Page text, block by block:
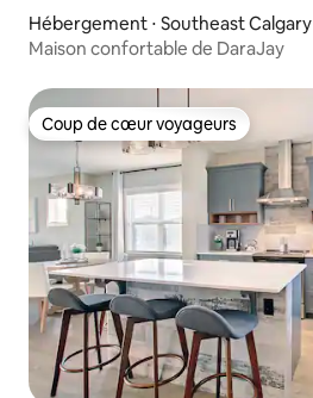
Hébergement ⋅ Southeast Calgary
Maison confortable de DaraJay
Coup de cœur voyageurs
Coup de cœur voyageurs